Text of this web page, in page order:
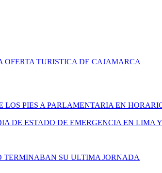
OFERTA TURISTICA DE CAJAMARCA
LOS PIES A PARLAMENTARIA EN
DE ESTADO DE EMERGENCIA EN LIMA
TERMINABAN SU ULTIMA JORNADA